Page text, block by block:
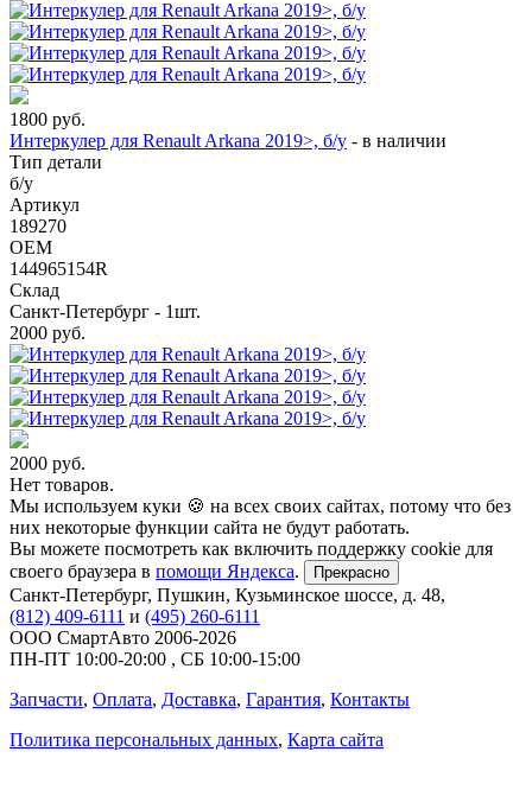
1800 руб.
Интеркулер для Renault Arkana 2019>, б/у - в наличии
Тип детали
б/у
Артикул
189270
OEM
144965154R
Склад
Санкт-Петербург - 1шт.
2000 руб.
2000 руб.
Нет товаров.
Мы используем куки 🍪 на всех своих сайтах, потому что без
них некоторые функции сайта не будут работать.
Вы можете посмотреть как включить поддержку cookie для
своего браузера в помощи Яндекса. Прекрасно
Санкт-Петербург, Пушкин, Кузьминское шоссе, д. 48,
(812) 409-6111 и (495) 260-6111
ООО СмартАвто 2006-2026
ПН-ПТ 10:00-20:00 , СБ 10:00-15:00
Запчасти, Оплата, Доставка, Гарантия, Контакты
Политика персональных данных, Карта сайта